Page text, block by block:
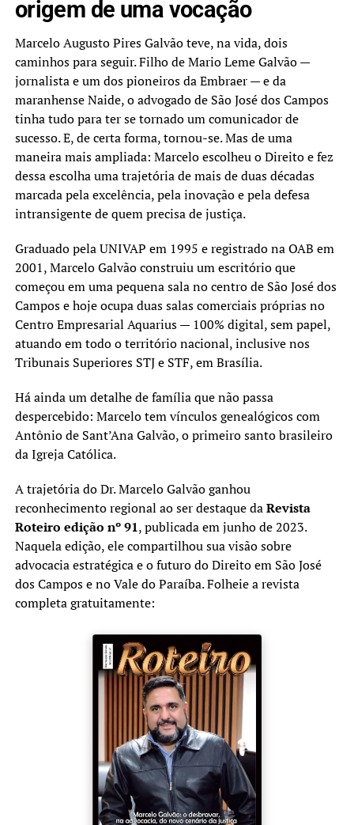
origem de uma vocação
Marcelo Augusto Pires Galvão teve, na vida, dois
caminhos para seguir. Filho de Mario Leme Galvão —
jornalista e um dos pioneiros da Embraer — e da
maranhense Naide, o advogado de São José dos Campos
tinha tudo para ter se tornado um comunicador de
sucesso. E, de certa forma, tornou-se. Mas de uma
maneira mais ampliada: Marcelo escolheu o Direito e fez
dessa escolha uma trajetória de mais de duas décadas
marcada pela excelência, pela inovação e pela defesa
intransigente de quem precisa de justiça.
Graduado pela UNIVAP em 1995 e registrado na OAB em
2001, Marcelo Galvão construiu um escritório que
começou em uma pequena sala no centro de São José dos
Campos e hoje ocupa duas salas comerciais próprias no
Centro Empresarial Aquarius — 100% digital, sem papel,
atuando em todo o território nacional, inclusive nos
Tribunais Superiores STJ e STF, em Brasília.
Há ainda um detalhe de família que não passa
despercebido: Marcelo tem vínculos genealógicos com
Antônio de Sant’Ana Galvão, o primeiro santo brasileiro
da Igreja Católica.
A trajetória do Dr. Marcelo Galvão ganhou
reconhecimento regional ao ser destaque daRevista
Roteiro edição nº 91, publicada em junho de 2023.
Naquela edição, ele compartilhou sua visão sobre
advocacia estratégica e o futuro do Direito em São José
dos Campos e no Vale do Paraíba. Folheie a revista
completa gratuitamente: